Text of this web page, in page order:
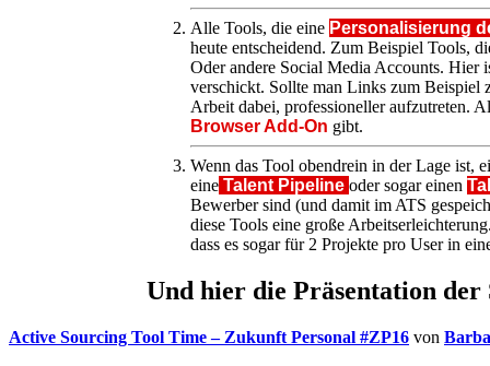
Alle Tools, die eine Personalisierung
heute entscheidend. Zum Beispiel Tools,
Oder andere Social Media Accounts. Hier
verschickt. Sollte man Links zum Beispiel
Arbeit dabei, professioneller aufzutreten.
Browser Add-On gibt.
Wenn das Tool obendrein in der Lage ist,
eine Talent Pipeline oder sogar einen
Bewerber sind (und damit im ATS
diese Tools eine große
dass es sogar für 2 Projekte pro User in
Und hier die Präsentation
Active Sourcing Tool Time – Zukunft Personal #ZP16 von